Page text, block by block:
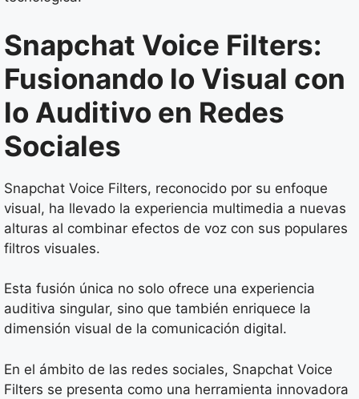
Snapchat Voice Filters:
Fusionando lo Visual con
lo Auditivo en Redes
Sociales
Snapchat Voice Filters, reconocido por su enfoque
visual, ha llevado la experiencia multimedia a nuevas
alturas al combinar efectos de voz con sus populares
filtros visuales.
Esta fusión única no solo ofrece una experiencia
auditiva singular, sino que también enriquece la
dimensión visual de la comunicación digital.
En el ámbito de las redes sociales, Snapchat Voice
Filters se presenta como una herramienta innovadora